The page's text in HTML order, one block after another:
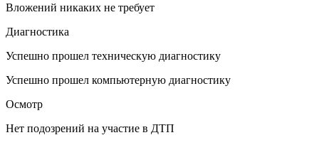
Вложений никаких не требует
Диагностика
Успешно прошел техническую диагностику
Успешно прошел компьютерную диагностику
Осмотр
Нет подозрений на участие в ДТП